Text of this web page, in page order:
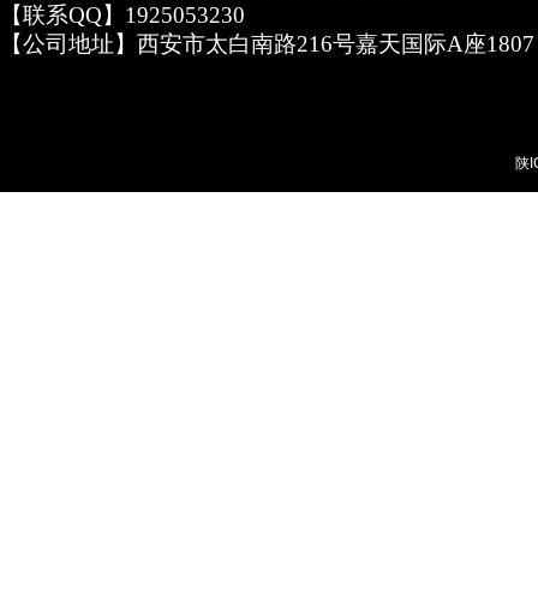
【联系QQ】1925053230
【公司地址】西安市太白南路216号嘉天国际A座1807
陕